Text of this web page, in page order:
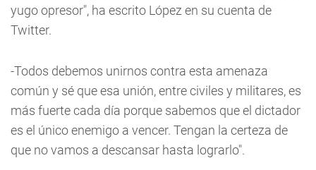
yugo opresor", ha escrito López en su cuenta de
Twitter.
-Todos debemos unirnos contra esta amenaza
común y sé que esa unión, entre civiles y militares, es
más fuerte cada día porque sabemos que el dictador
es el único enemigo a vencer. Tengan la certeza de
que no vamos a descansar hasta lograrlo".